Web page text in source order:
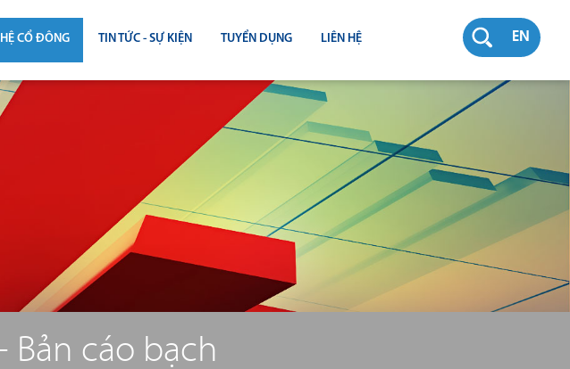
EN
CỔ ĐÔNG
BỐ THÔNG TIN
ĐỒNG CỔ ĐÔNG
CÁO QUẢN TRỊ CÔNG TY
LỆ - QUY CHẾ - BẢN CÁO BẠCH
TIN TỨC - SỰ KIỆN
TIN CÔNG TY
TUYỂN DỤNG LIÊN HỆ
Bản cáo bạch